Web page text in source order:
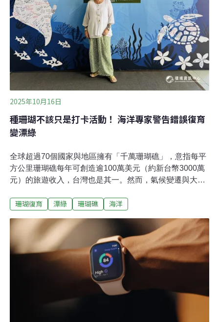
漂綠、投融資的風險管理，以及國家氣候目標的重要性，
象徵著轉型計畫將邁入新階段——從單純的資訊揭露，轉
為公私部門實現其氣候目標的支持工具。
2025年10月16日
種珊瑚不該只是打卡活動！ 海洋專家警告錯誤復育
變漂綠
全球超過70個國家與地區擁有「千萬珊瑚礁」，意指每平
方公里珊瑚礁每年可創造逾100萬美元（約新台幣3000萬
元）的旅遊收入，台灣也是其一。然而，氣候變遷與大規
熱潮。斐濟早在20多年前便開始嘗試人工種植珊瑚，隨著
的重點項目之一。然而，斐濟海洋永續專家塞克斯
（Helen Sykes）在GSTC2025全球永續旅遊論壇上警
示，缺乏科學依據與長期監測的復育行動，恐淪為觀光業
者的漂綠手段。斐濟：珊瑚復育、海洋觀光重鎮塞克斯是
最早在斐濟推動珊瑚復育的人之一，她是海洋生態顧問公
司（Marine Ecology Consulting）的創辦人。1996年起常
駐斐濟，兼具潛水與觀光實務經驗，並結合自然科學研
珊瑚復育 漂綠 珊瑚礁 海洋